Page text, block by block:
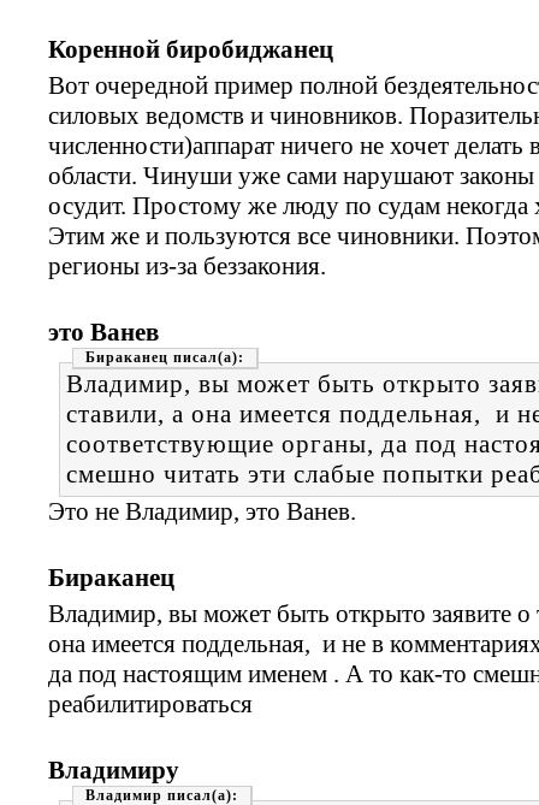
Коренной биробиджанец
Вот очередной пример полной
силовых ведомств и чиновников.
численности)аппарат ничего не хочет
области. Чинуши уже сами нарушают законы
осудит. Простому же люду по судам некогда
Этим же и пользуются все чиновники.
регионы из-за беззакония.
это Ванев
Бираканец
Владимир, вы может быть открыто
ставили, а она имеется поддельная, и
соответствующие органы, да под
смешно читать эти слабые попытки
Это не Владимир, это Ванев.
Бираканец
Владимир, вы может быть открыто заявите о
она имеется поддельная, и не в
да под настоящим именем . А то как-то
реабилитироваться
Владимиру
Владимир